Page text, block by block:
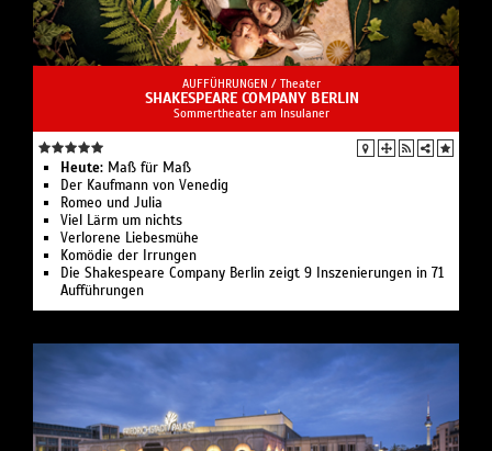
AUFFÜHRUNGEN / Theater
SHAKESPEARE COMPANY BERLIN
Sommertheater am Insulaner
Heute: Maß für Maß
Der Kaufmann von Venedig
Romeo und Julia
Viel Lärm um nichts
Verlorene Liebesmühe
Komödie der Irrungen
Die Shakespeare Company Berlin zeigt 9 Inszenierungen in 71
Aufführungen